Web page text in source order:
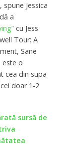
Jessica
a
cu Jess
Tour: A
Sane
este o
cea din supa
doar 1-2
sursă de